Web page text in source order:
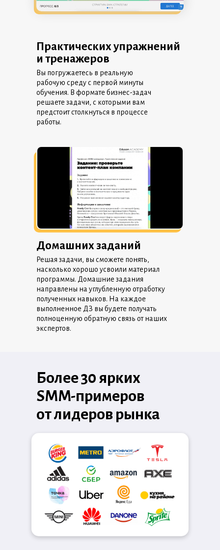
Практических упражнений
и тренажеров
Вы погружаетесь в реальную
рабочую среду с первой минуты
обучения. В формате бизнес-задач
решаете задачи, с которыми вам
предстоит столкнуться в процессе
работы.
Домашних заданий
Решая задачи, вы сможете понять,
насколько хорошо усвоили материал
программы. Домашние задания
направлены на углубленную отработку
полученных навыков. На каждое
выполненное ДЗ вы будете получать
полноценную обратную связь от наших
экспертов.
Более 30 ярких
SMM-примеров
от лидеров рынка